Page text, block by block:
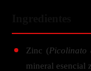
Zinc (Picolinato
mineral esencial